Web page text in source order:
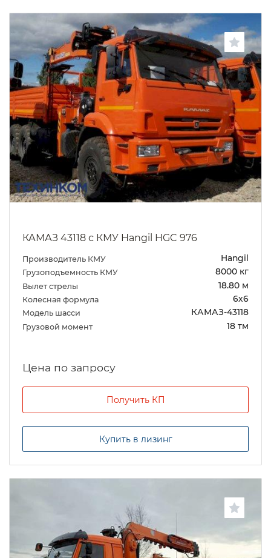
КАМАЗ 43118 с КМУ Hangil HGC 976
Производитель КМУ Hangil
Грузоподъемность КМУ 8000 кг
Вылет стрелы 18.80 м
Колесная формула 6х6
Модель шасси КАМАЗ-43118
Грузовой момент 18 тм
Цена по запросу
Получить КП
Купить в лизинг